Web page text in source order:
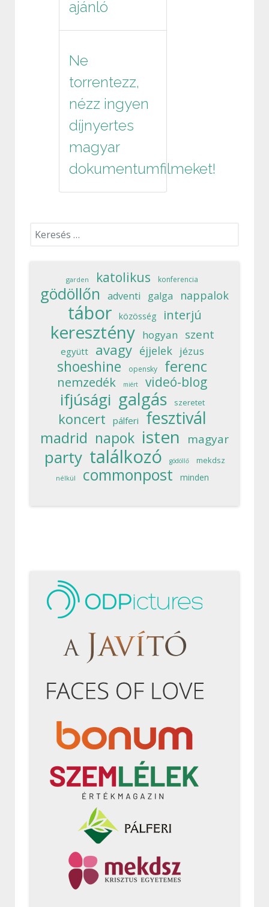
ajánló
Ne
torrentezz,
nézz ingyen
díjnyertes
magyar
dokumentumfilmeket!
Keresés...
garden katolikus konferencia
gödöllőn adventi galga nappalok
tábor közösség interjú
keresztény hogyan szent
együtt avagy éjjelek jézus
shoeshine opensky ferenc
nemzedék miért videó-blog
ifjúsági galgás szeretet
koncert pálferi fesztivál
madrid napok isten magyar
party találkozó gödöllő mekdsz
nélkül commonpost minden